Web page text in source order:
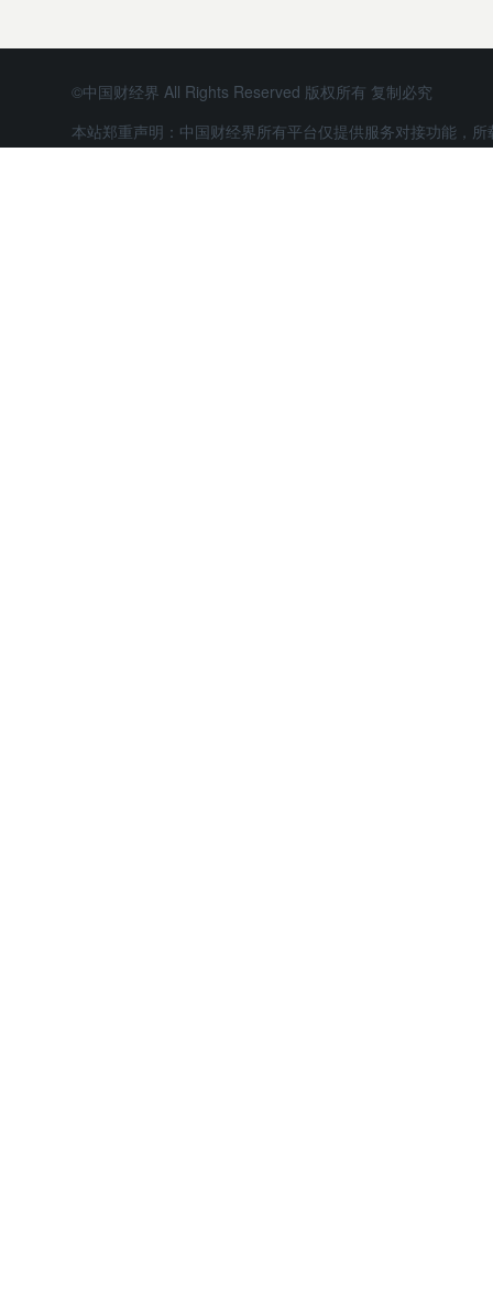
©中国财经界 All Rights Reserved 版权所有 复制必究
本站郑重声明：中国财经界所有平台仅提供服务对接功能，